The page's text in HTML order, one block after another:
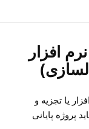
افزار
یا تجزیه و
پروژه پایانی